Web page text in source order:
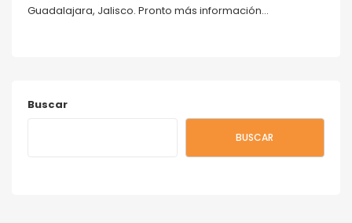
Guadalajara, Jalisco. Pronto más información…
Buscar
BUSCAR